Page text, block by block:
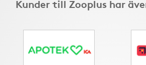
Kunder till Zooplus har